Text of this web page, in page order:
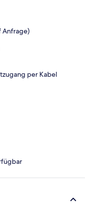
Anfrage)
per Kabel